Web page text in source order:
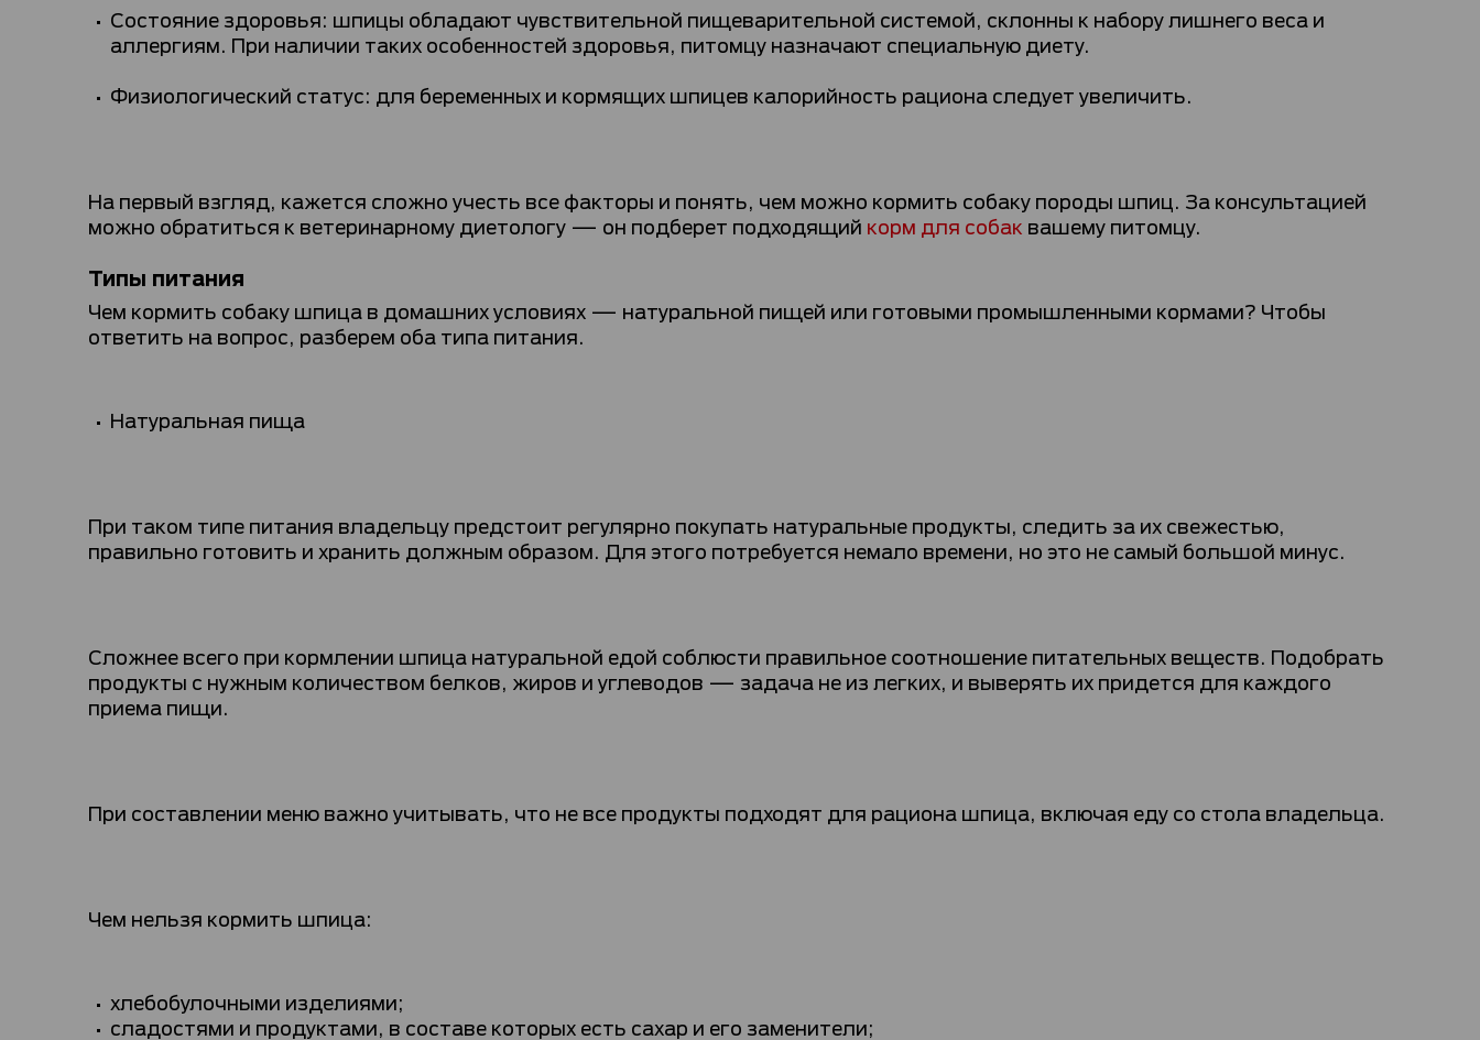
Состояние здоровья: шпицы обладают чувствительной пищеварительной системой, склонны к набору лишнего веса и
аллергиям. При наличии таких особенностей здоровья, питомцу назначают специальную диету.
Физиологический статус: для беременных и кормящих шпицев калорийность рациона следует увеличить.
На первый взгляд, кажется сложно учесть все факторы и понять, чем можно кормить собаку породы шпиц. За консультацией
можно обратиться к ветеринарному диетологу — он подберет подходящий корм для собак вашему питомцу.
Типы питания
Чем кормить собаку шпица в домашних условиях — натуральной пищей или готовыми промышленными кормами? Чтобы
ответить на вопрос, разберем оба типа питания.
Натуральная пища
При таком типе питания владельцу предстоит регулярно покупать натуральные продукты, следить за их свежестью,
правильно готовить и хранить должным образом. Для этого потребуется немало времени, но это не самый большой минус.
Сложнее всего при кормлении шпица натуральной едой соблюсти правильное соотношение питательных веществ. Подобрать
продукты с нужным количеством белков, жиров и углеводов — задача не из легких, и выверять их придется для каждого
приема пищи.
При составлении меню важно учитывать, что не все продукты подходят для рациона шпица, включая еду со стола владельца.
Чем нельзя кормить шпица:
хлебобулочными изделиями;
сладостями и продуктами, в составе которых есть сахар и его заменители;